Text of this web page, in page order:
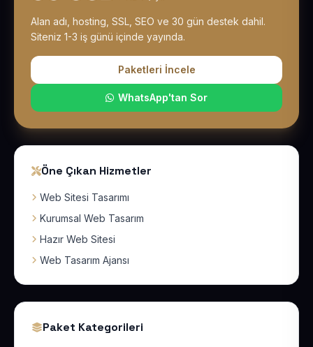
Alan adı, hosting, SSL, SEO ve 30 gün destek dahil.
Siteniz 1-3 iş günü içinde yayında.
Paketleri İncele
WhatsApp'tan Sor
Öne Çıkan Hizmetler
Web Sitesi Tasarımı
Kurumsal Web Tasarım
Hazır Web Sitesi
Web Tasarım Ajansı
Paket Kategorileri